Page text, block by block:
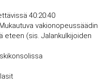
40:20:40
vakionopeussäädin
eteen (sis. Jalankulkijoiden